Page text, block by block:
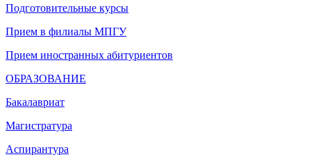
Подготовительные курсы
Прием в филиалы МПГУ
Прием иностранных абитуриентов
ОБРАЗОВАНИЕ
Бакалавриат
Магистратура
Аспирантура